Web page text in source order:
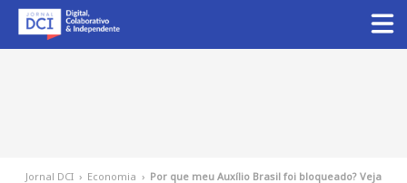
Jornal DCI › Economia › Por que meu Auxílio Brasil foi bloqueado? Veja